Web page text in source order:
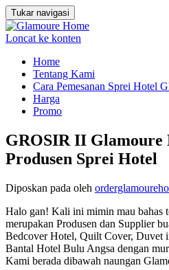
Tukar navigasi
Loncat ke konten
Home
Tentang Kami
Cara Pemesanan Sprei Hotel
Harga
Promo
GROSIR II Glamoure
Produsen Sprei Hotel
Diposkan pada oleh
Halo gan! Kali ini mimin mau bahas
merupakan Produsen dan Supplier
Bedcover Hotel, Quilt Cover, Duvet
Bantal Hotel Bulu Angsa dengan
Kami berada dibawah naungan